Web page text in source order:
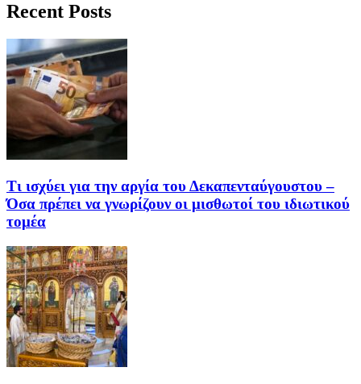
Recent Posts
Τι ισχύει για την αργία του Δεκαπενταύγουστου –
Όσα πρέπει να γνωρίζουν οι μισθωτοί του ιδιωτικού
τομέα